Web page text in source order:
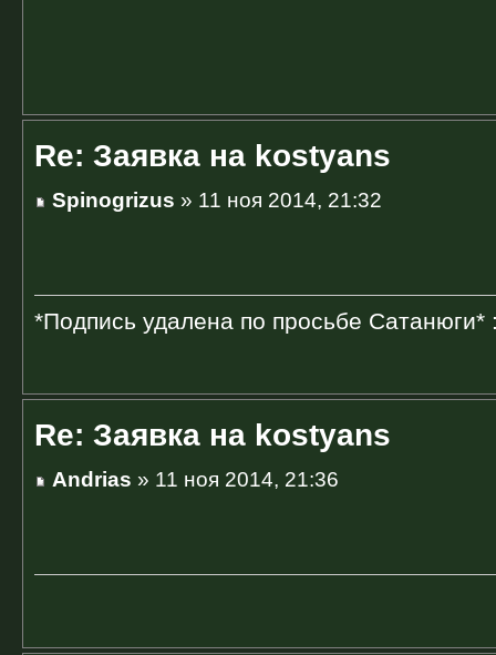
Re: Заявка на kostyans
Spinogrizus » 11 ноя 2014, 21:32
*Подпись удалена по просьбе Сатанюги*
Re: Заявка на kostyans
Andrias » 11 ноя 2014, 21:36